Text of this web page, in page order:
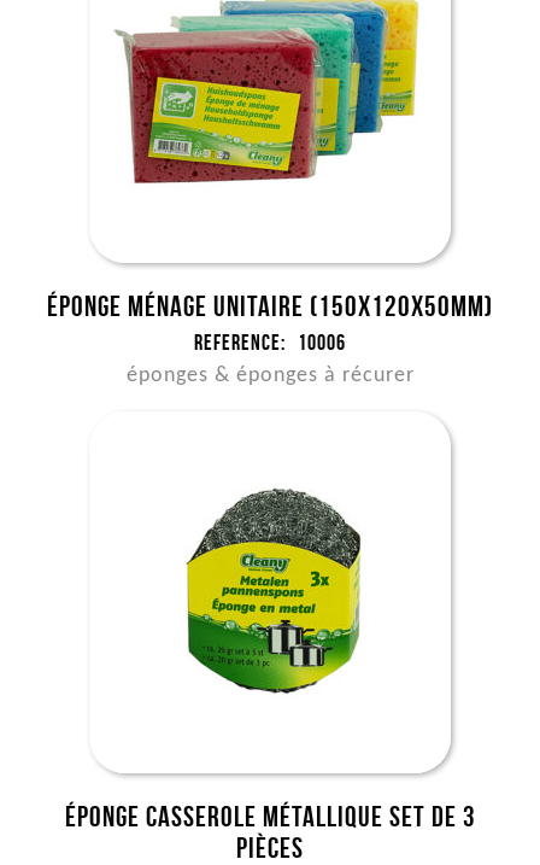
Éponge ménage unitaire (150x120x50mm)
Reference: 10006
éponges & éponges à récurer
Éponge casserole métallique set de 3
pièces